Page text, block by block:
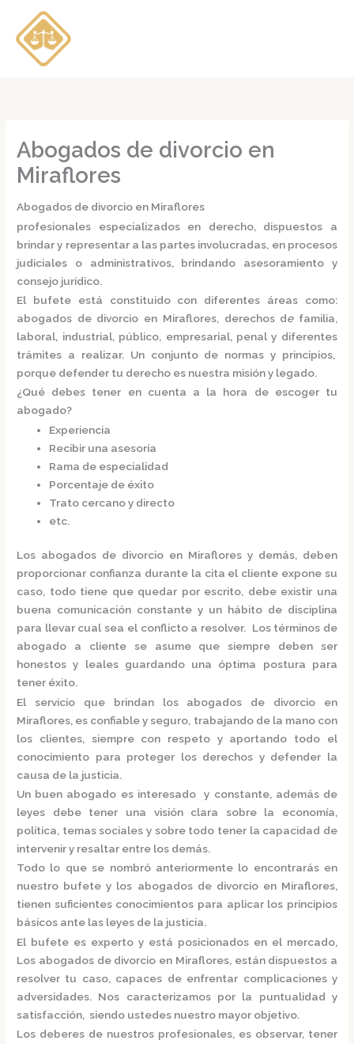
contenido
Abogados de divorcio en
Miraflores
Abogados de divorcio en Miraflores
profesionales especializados en derecho, dispuestos a
brindar y representar a las partes involucradas, en procesos
judiciales o administrativos, brindando asesoramiento y
consejo jurídico.
El bufete está constituido con diferentes áreas como:
abogados de divorcio en Miraflores, derechos de familia,
laboral, industrial, público, empresarial, penal y diferentes
trámites a realizar. Un conjunto de normas y principios,
porque defender tu derecho es nuestra misión y legado.
¿Qué debes tener en cuenta a la hora de escoger tu
abogado?
Experiencia
Recibir una asesoría
Rama de especialidad
Porcentaje de éxito
Trato cercano y directo
etc.
Los abogados de divorcio en Miraflores y demás, deben
proporcionar confianza durante la cita el cliente expone su
caso, todo tiene que quedar por escrito, debe existir una
buena comunicación constante y un hábito de disciplina
para llevar cual sea el conflicto a resolver. Los términos de
abogado a cliente se asume que siempre deben ser
honestos y leales guardando una óptima postura para
tener éxito.
El servicio que brindan los abogados de divorcio en
Miraflores, es confiable y seguro, trabajando de la mano con
los clientes, siempre con respeto y aportando todo el
conocimiento para proteger los derechos y defender la
causa de la justicia.
Un buen abogado es interesado y constante, además de
leyes debe tener una visión clara sobre la economía,
política, temas sociales y sobre todo tener la capacidad de
intervenir y resaltar entre los demás.
Todo lo que se nombró anteriormente lo encontrarás en
nuestro bufete y los abogados de divorcio en Miraflores,
tienen suficientes conocimientos para aplicar los principios
básicos ante las leyes de la justicia.
El bufete es experto y está posicionados en el mercado,
Los abogados de divorcio en Miraflores, están dispuestos a
resolver tu caso, capaces de enfrentar complicaciones y
adversidades. Nos caracterizamos por la puntualidad y
satisfacción, siendo ustedes nuestro mayor objetivo.
Los deberes de nuestros profesionales, es observar, tener